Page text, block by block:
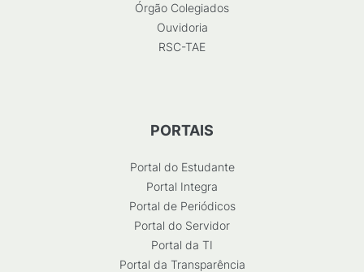
Órgão Colegiados
Ouvidoria
RSC-TAE
PORTAIS
Portal do Estudante
Portal Integra
Portal de Periódicos
Portal do Servidor
Portal da TI
Portal da Transparência